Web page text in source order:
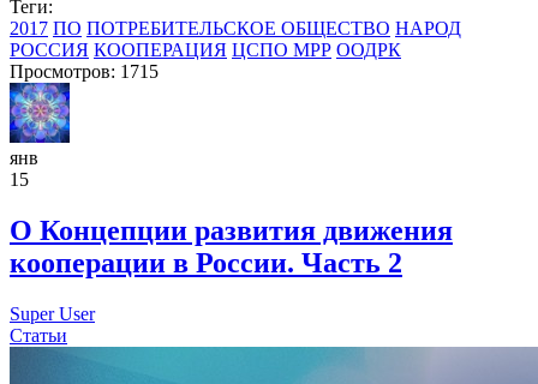
Теги:
2017 ПО ПОТРЕБИТЕЛЬСКОЕ ОБЩЕСТВО НАРОД
РОССИЯ КООПЕРАЦИЯ ЦСПО МРР ООДРК
Просмотров: 1715
янв
15
О Концепции развития движения
кооперации в России. Часть 2
Super User
Статьи